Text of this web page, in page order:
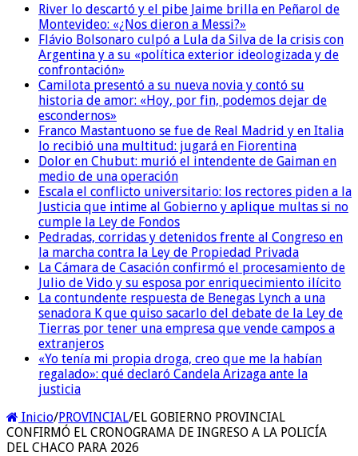
River lo descartó y el pibe Jaime brilla en Peñarol de
Montevideo: «¿Nos dieron a Messi?»
Flávio Bolsonaro culpó a Lula da Silva de la crisis con
Argentina y a su «política exterior ideologizada y de
confrontación»
Camilota presentó a su nueva novia y contó su
historia de amor: «Hoy, por fin, podemos dejar de
escondernos»
Franco Mastantuono se fue de Real Madrid y en Italia
lo recibió una multitud: jugará en Fiorentina
Dolor en Chubut: murió el intendente de Gaiman en
medio de una operación
Escala el conflicto universitario: los rectores piden a la
Justicia que intime al Gobierno y aplique multas si no
cumple la Ley de Fondos
Pedradas, corridas y detenidos frente al Congreso en
la marcha contra la Ley de Propiedad Privada
La Cámara de Casación confirmó el procesamiento de
Julio de Vido y su esposa por enriquecimiento ilícito
La contundente respuesta de Benegas Lynch a una
senadora K que quiso sacarlo del debate de la Ley de
Tierras por tener una empresa que vende campos a
extranjeros
«Yo tenía mi propia droga, creo que me la habían
regalado»: qué declaró Candela Arizaga ante la
justicia
Inicio/PROVINCIAL/EL GOBIERNO PROVINCIAL
CONFIRMÓ EL CRONOGRAMA DE INGRESO A LA POLICÍA
DEL CHACO PARA 2026